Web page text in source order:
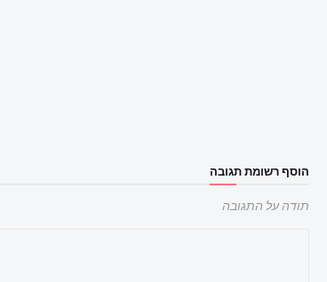
הוסף רשומת תגובה
תודה על התגובה